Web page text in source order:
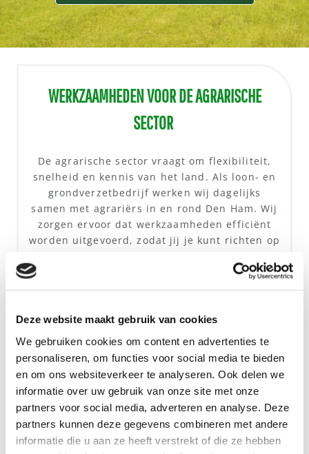
Deze website maakt gebruik van cookies
We gebruiken cookies om content en advertenties te
personaliseren, om functies voor social media te bieden
en om ons websiteverkeer te analyseren. Ook delen we
informatie over uw gebruik van onze site met onze
partners voor social media, adverteren en analyse. Deze
partners kunnen deze gegevens combineren met andere
informatie die u aan ze heeft verstrekt of die ze hebben
WERKZAAMHEDEN VOOR DE AGRARISCHE
SECTOR
De agrarische sector vraagt om flexibiliteit,
snelheid en kennis van het land. Als loon- en
grondverzetbedrijf werken wij dagelijks
samen met agrariërs in en rond Den Ham. Wij
zorgen ervoor dat werkzaamheden efficiënt
worden uitgevoerd, zodat jij je kunt richten op
Wij voeren agrarisch loonwerk uit met respect
werken met modern en goed onderhouden
materieel beperken wij insporing en zorgen
wij voor een strak eindresultaat.
ZIE MEER
GRONDVERZET VOOR BOUWPROJECTEN